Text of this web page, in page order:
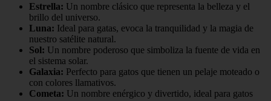
Estrella: Un nombre clásico que representa la belleza y el
brillo del universo.
Luna: Ideal para gatas, evoca la tranquilidad y la magia de
nuestro satélite natural.
Sol: Un nombre poderoso que simboliza la fuente de vida en
el sistema solar.
Galaxia: Perfecto para gatos que tienen un pelaje moteado o
con colores llamativos.
Cometa: Un nombre enérgico y divertido, ideal para gatos